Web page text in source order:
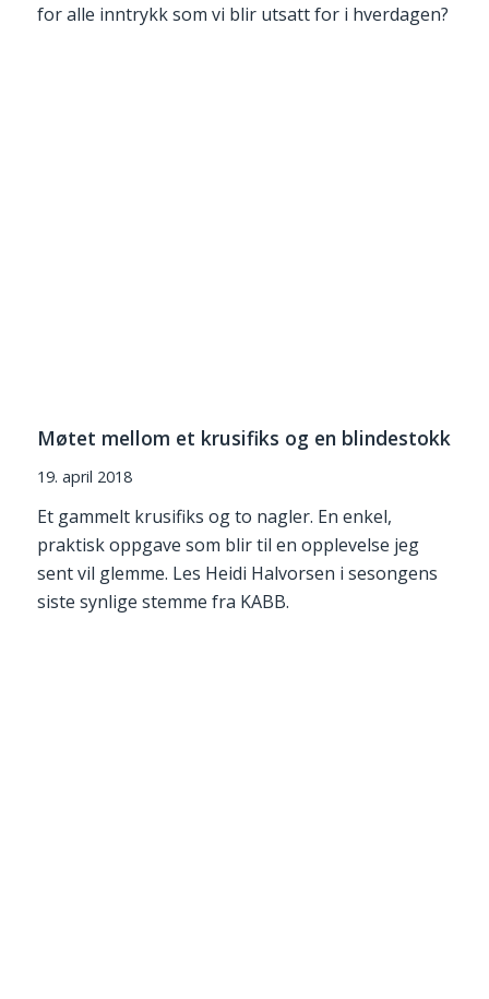
for alle inntrykk som vi blir utsatt for i hverdagen?
Møtet mellom et krusifiks og en blindestokk
19. april 2018
Et gammelt krusifiks og to nagler. En enkel,
praktisk oppgave som blir til en opplevelse jeg
sent vil glemme. Les Heidi Halvorsen i sesongens
siste synlige stemme fra KABB.